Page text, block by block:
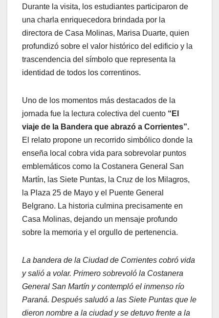
Durante la visita, los estudiantes participaron de
una charla enriquecedora brindada por la
directora de Casa Molinas, Marisa Duarte, quien
profundizó sobre el valor histórico del edificio y la
trascendencia del símbolo que representa la
identidad de todos los correntinos.
Uno de los momentos más destacados de la
jornada fue la lectura colectiva del cuento “El
viaje de la Bandera que abrazó a Corrientes”.
El relato propone un recorrido simbólico donde la
enseña local cobra vida para sobrevolar puntos
emblemáticos como la Costanera General San
Martín, las Siete Puntas, la Cruz de los Milagros,
la Plaza 25 de Mayo y el Puente General
Belgrano. La historia culmina precisamente en
Casa Molinas, dejando un mensaje profundo
sobre la memoria y el orgullo de pertenencia.
La bandera de la Ciudad de Corrientes cobró vida
y salió a volar. Primero sobrevoló la Costanera
General San Martín y contempló el inmenso río
Paraná. Después saludó a las Siete Puntas que le
dieron nombre a la ciudad y se detuvo frente a la